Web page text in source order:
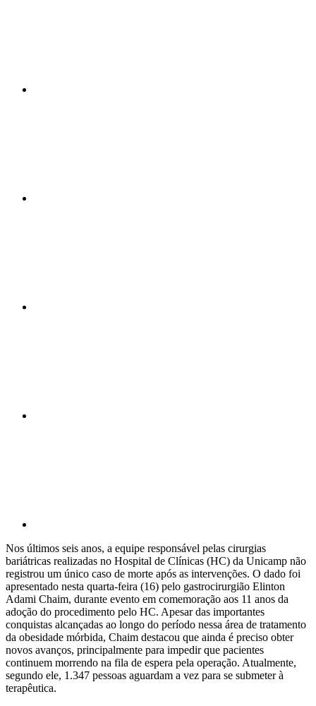
Nos últimos seis anos, a equipe responsável pelas cirurgias
bariátricas realizadas no Hospital de Clínicas (HC) da Unicamp não
registrou um único caso de morte após as intervenções. O dado foi
apresentado nesta quarta-feira (16) pelo gastrocirurgião Elinton
Adami Chaim, durante evento em comemoração aos 11 anos da
adoção do procedimento pelo HC. Apesar das importantes
conquistas alcançadas ao longo do período nessa área de tratamento
da obesidade mórbida, Chaim destacou que ainda é preciso obter
novos avanços, principalmente para impedir que pacientes
continuem morrendo na fila de espera pela operação. Atualmente,
segundo ele, 1.347 pessoas aguardam a vez para se submeter à
terapêutica.